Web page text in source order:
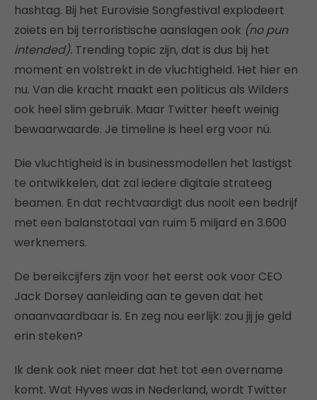
hashtag. Bij het Eurovisie Songfestival explodeert
zoiets en bij terroristische aanslagen ook (no pun
intended). Trending topic zijn, dat is dus bij het
moment en volstrekt in de vluchtigheid. Het hier en
nu. Van die kracht maakt een politicus als Wilders
ook heel slim gebruik. Maar Twitter heeft weinig
bewaarwaarde. Je timeline is heel erg voor nú.
Die vluchtigheid is in businessmodellen het lastigst
te ontwikkelen, dat zal iedere digitale strateeg
beamen. En dat rechtvaardigt dus nooit een bedrijf
met een balanstotaal van ruim 5 miljard en 3.600
werknemers.
De bereikcijfers zijn voor het eerst ook voor CEO
Jack Dorsey aanleiding aan te geven dat het
onaanvaardbaar is. En zeg nou eerlijk: zou jij je geld
erin steken?
Ik denk ook niet meer dat het tot een overname
komt. Wat Hyves was in Nederland, wordt Twitter